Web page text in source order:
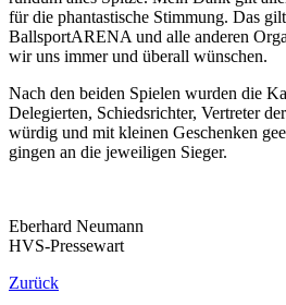
für die phantastische Stimmung. Das
BallsportARENA und alle anderen
wir uns immer und überall wünschen.
Nach den beiden Spielen wurden die
Delegierten, Schiedsrichter, Vertreter
würdig und mit kleinen Geschenken
gingen an die jeweiligen Sieger.
Eberhard Neumann
HVS-
Zurück